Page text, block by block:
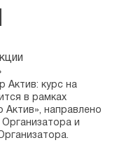
Актив: курс на
в рамках
Актив», направлено
и